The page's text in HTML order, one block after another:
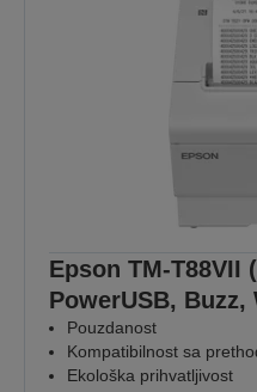
Epson TM-T88VII
PowerUSB, Buzz,
Pouzdanost
Kompatibilnost sa
Ekološka prihvatljivost